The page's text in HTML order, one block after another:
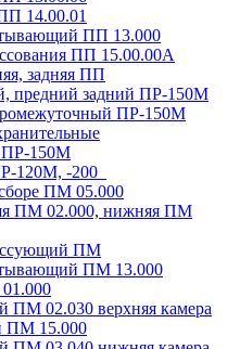
14.00.01
ПП 13.000
ПП 15.00.00А
задняя ПП
предний задний ПР-150М
ПР-150М
ПР-150М
120М, -200
ПМ 05.000
ПМ 02.000, нижняя ПМ
ПМ
ПМ 13.000
ПМ 02.030 верхняя камера
ПМ 15.000